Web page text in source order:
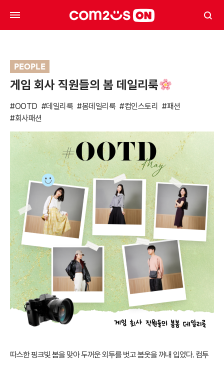
PEOPLE
게임 회사 직원들의 봄 데일리룩
#OOTD #데일리룩 #봄데일리룩 #컴인스토리
#패션
#회사패션
따스한 핑크빛 봄을 맞아 두꺼운 외투를 벗고 봄옷을 꺼내 입었다. 컴투